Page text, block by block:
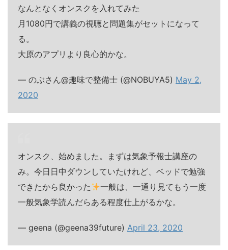
なんとなくオンスクを入れてみた
月1080円で講義の視聴と問題集がセットになって
る。
大原のアプリより良心的かな。
— のぶさん@趣味で整備士 (@NOBUYA5) May 2,
2020
オンスク、始めました。まずは気象予報士講座の
み。今日日中ダウンしていたけれど、ベッドで勉強
できたから良かった
一般は、一通り見てもう一度
一般気象学読んだらある程度仕上がるかな。
— geena (@geena39future) April 23, 2020